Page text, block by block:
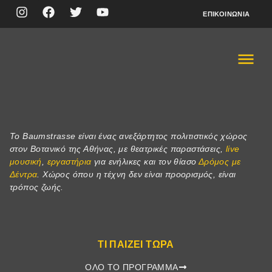
ΕΠΙΚΟΙΝΩΝΊΑ
Το Baumstrasse είναι ένας ανεξάρτητος πολιτιστικός χώρος
στον Βοτανικό της Αθήνας, με θεατρικές παραστάσεις, live
μουσική
εργαστήρια για ενήλικες και τον θίασο Δρόμος με
Δέντρα . Χώρος όπου η τέχνη δεν είναι προορισμός, είναι
τρόπος ζωής.
ΤΙ ΠΑΊΖΕΙ ΤΏΡΑ
ΌΛΟ ΤΟ ΠΡΌΓΡΑΜΜΑ